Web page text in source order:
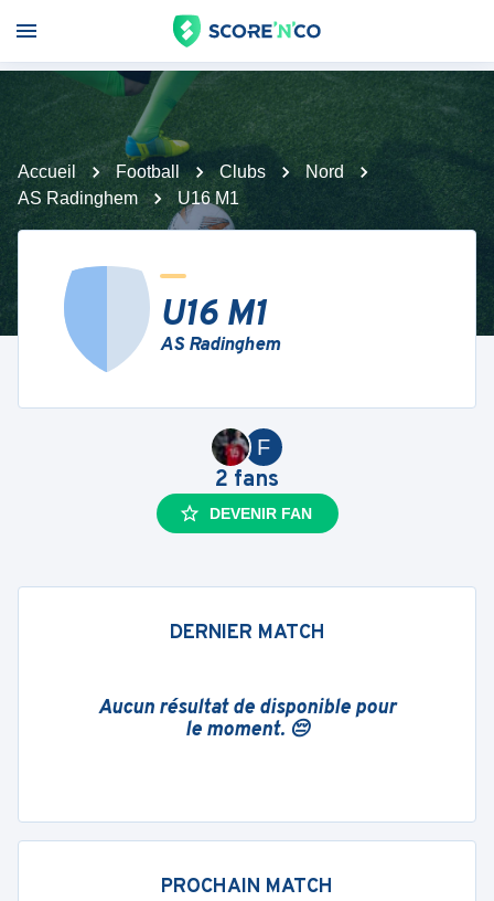
Accueil Football Clubs
Nord
AS Radinghem
U16 M1
U16 M1
AS Radinghem
F
2 fans
DEVENIR FAN
DERNIER MATCH
Aucun résultat de disponible pour
le moment. 😔
PROCHAIN MATCH